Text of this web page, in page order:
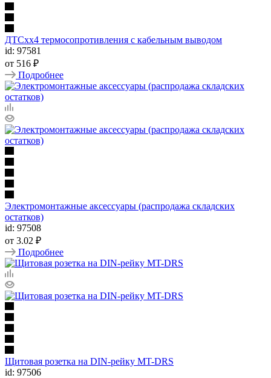
ДТСхх4 термосопротивления с кабельным выводом
id: 97581
от 516 ₽
Подробнее
Электромонтажные аксессуары (распродажа складских
остатков)
id: 97508
от 3.02 ₽
Подробнее
Щитовая розетка на DIN-рейку MT-DRS
id: 97506